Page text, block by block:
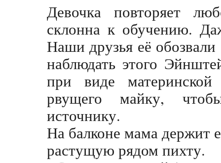
Девочка повторяет
склонна к обучению.
Наши друзья её
наблюдать этого
при виде
рвущего майку,
источнику.
На балконе мама держит
растущую рядом пихту.